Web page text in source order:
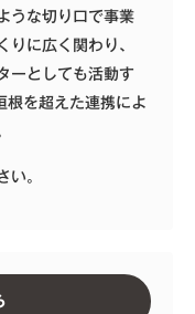
うな切り口で事業
に広く関わり、
ーとしても活動す
を超えた連携によ
。